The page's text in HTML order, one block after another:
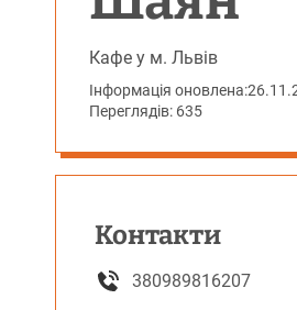
Кафе у м. Львів
Інформація оновлена:
Переглядів: 635
Контакти
380989816207